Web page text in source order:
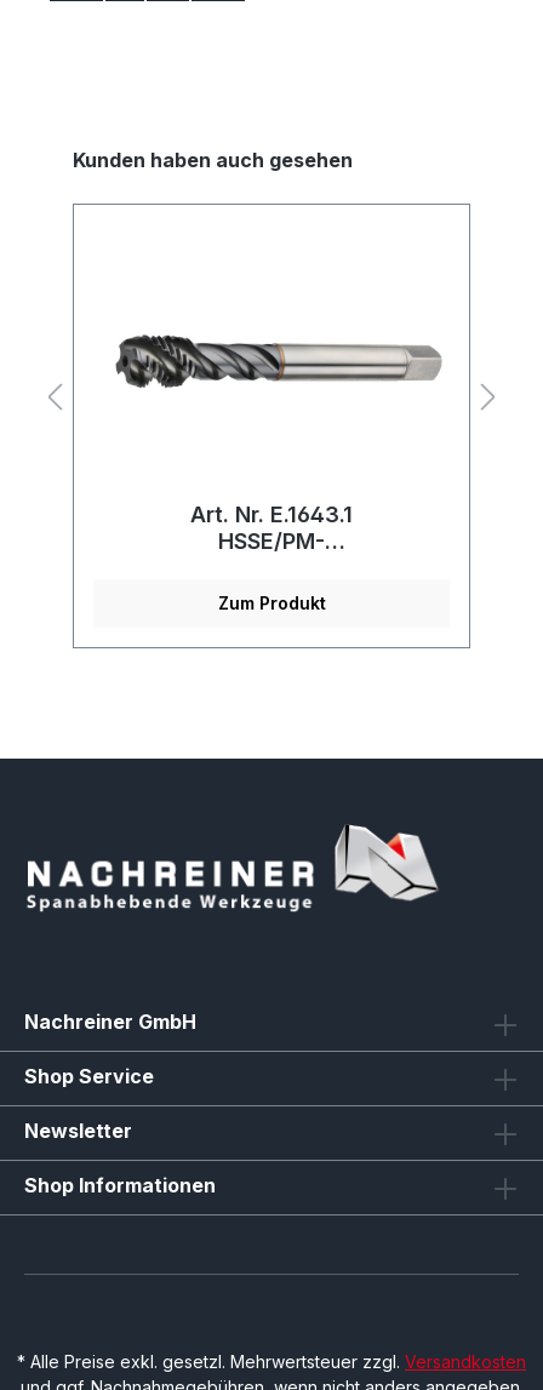
Kunden haben auch gesehen
Art. Nr. E.1643.1
HSSE/PM-
Zum Produkt
Nachreiner GmbH
Shop Service
Newsletter
Shop Informationen
* Alle Preise exkl. gesetzl. Mehrwertsteuer zzgl. Versandkosten